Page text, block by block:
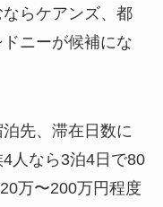
らケアンズ、都
ニーが候補にな
先、滞在日数に
人なら3泊4日で80
万〜200万円程度